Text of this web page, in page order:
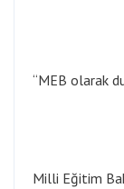
“MEB olarak
Milli Eğitim